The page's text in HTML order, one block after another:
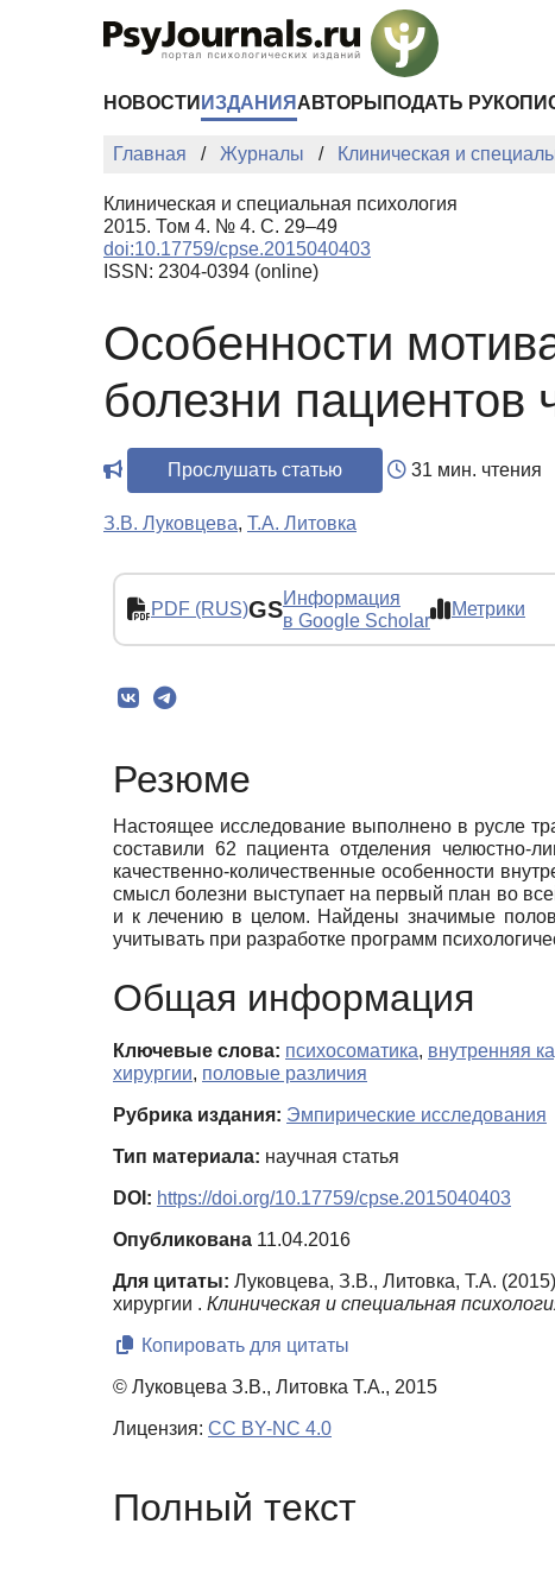
НОВОСТИ ИЗДАНИЯ АВТОРЫ ПОДАТЬ
Главная Журналы Клиническая и
Клиническая и специальная психология
2015. Том 4. № 4. С. 29–49
doi:10.17759/cpse.2015040403
ISSN: 2304-0394 (online)
Особенности
болезни пациентов
Прослушать статью 31 мин. чтения
З.В. Луковцева, Т.А. Литовка
PDF (RUS)GSИнформация
в Google Scholar
Метрики
Резюме
Настоящее исследование выполнено в русле
составили 62 пациента отделения
качественно-количественные особенности
смысл болезни выступает на первый план во
и к лечению в целом. Найдены значимые
учитывать при разработке программ
Общая информация
Ключевые слова: психосоматика, внутренняя
хирургии, половые различия
Рубрика издания: Эмпирические исследования
Тип материала: научная статья
DOI: https://doi.org/10.17759/cpse.2015040403
Опубликована 11.04.2016
Для цитаты: Луковцева, З.В., Литовка, Т.А.
хирургии . Клиническая и специальная
Копировать для цитаты
© Луковцева З.В., Литовка Т.А., 2015
Лицензия: CC BY-NC 4.0
Полный текст